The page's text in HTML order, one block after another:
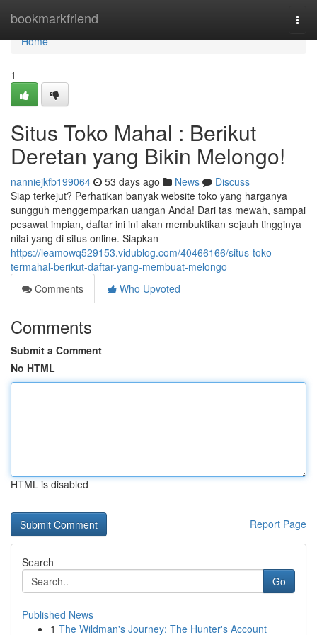
bookmarkfriend
Home
Home
1
Situs Toko Mahal : Berikut
Deretan yang Bikin Melongo!
nanniejkfb199064 53 days ago News
Discuss
Siap terkejut? Perhatikan banyak website toko yang harganya
sungguh menggemparkan uangan Anda! Dari tas mewah, sampai
pesawat impian, daftar ini ini akan membuktikan sejauh tingginya
nilai yang di situs online. Siapkan
https://leamowq529153.vidublog.com/40466166/situs-toko-
termahal-berikut-daftar-yang-membuat-melongo
Comments
Who Upvoted
Comments
Submit a Comment
No HTML
HTML is disabled
Report Page
Search
Go
Published News
1 The Wildman's Journey: The Hunter's Account